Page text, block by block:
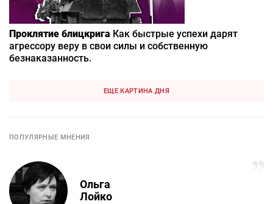
Проклятие блицкрига Как быстрые успехи дарят
агрессору веру в свои силы и собственную
безнаказанность.
ЕЩЕ КАРТИНА ДНЯ
ПОПУЛЯРНЫЕ МНЕНИЯ
Ольга
Лойко